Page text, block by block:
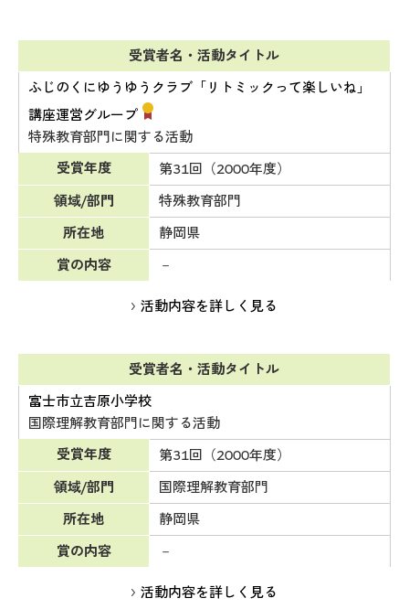
受賞者名・活動タイトル
ふじのくにゆうゆうクラブ「リトミックって楽しいね」
講座運営グループ
特殊教育部門に関する活動
受賞年度
第31回（2000年度）
領域/部門
特殊教育部門
所在地
静岡県
賞の内容
－
活動内容を詳しく見る
受賞者名・活動タイトル
富士市立吉原小学校
国際理解教育部門に関する活動
受賞年度
第31回（2000年度）
領域/部門
国際理解教育部門
所在地
静岡県
賞の内容
－
活動内容を詳しく見る